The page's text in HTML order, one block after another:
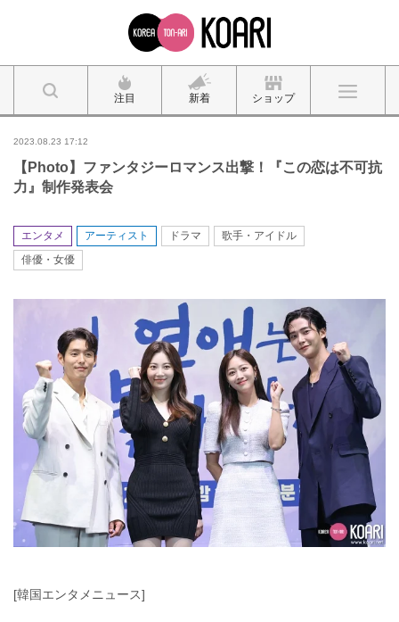
注目 新着 ショップ
2023.08.23 17:12
【Photo】ファンタジーロマンス出撃！『この恋は不可抗
力』制作発表会
エンタメ アーティスト ドラマ
歌手・アイドル
俳優・女優
[韓国エンタメニュース]